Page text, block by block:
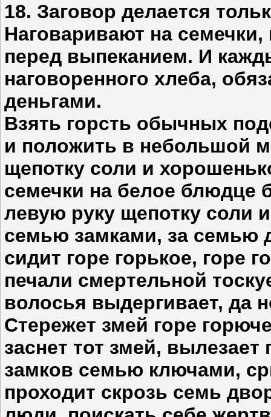
18. Заговор делается
Наговаривают на
перед выпеканием. И
наговоренного хлеба,
деньгами.
Взять горсть обычных
и положить в небольшой
щепотку соли и
семечки на белое блюдце
левую руку щепотку соли
семью замками, за семью
сидит горе горькое, горе
печали смертельной
волосья выдергивает, да
Стережет змей горе
заснет тот змей,
замков семью ключами,
проходит скрозь семь